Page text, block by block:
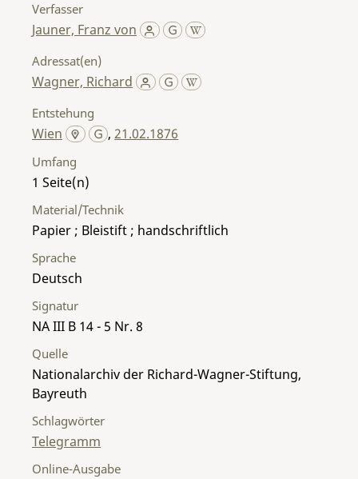
Verfasser
Jauner, Franz von
Adressat(en)
Wagner, Richard
Entstehung
Wien ,21.02.1876
Umfang
1
Material/Technik
Papier ; Bleistift ; handschriftlich
Sprache
Deutsch
Signatur
NA III B 14 - 5 Nr. 8
Quelle
Nationalarchiv der Richard-Wagner-Stiftung,
Bayreuth
Schlagwörter
Telegramm
Online-Ausgabe